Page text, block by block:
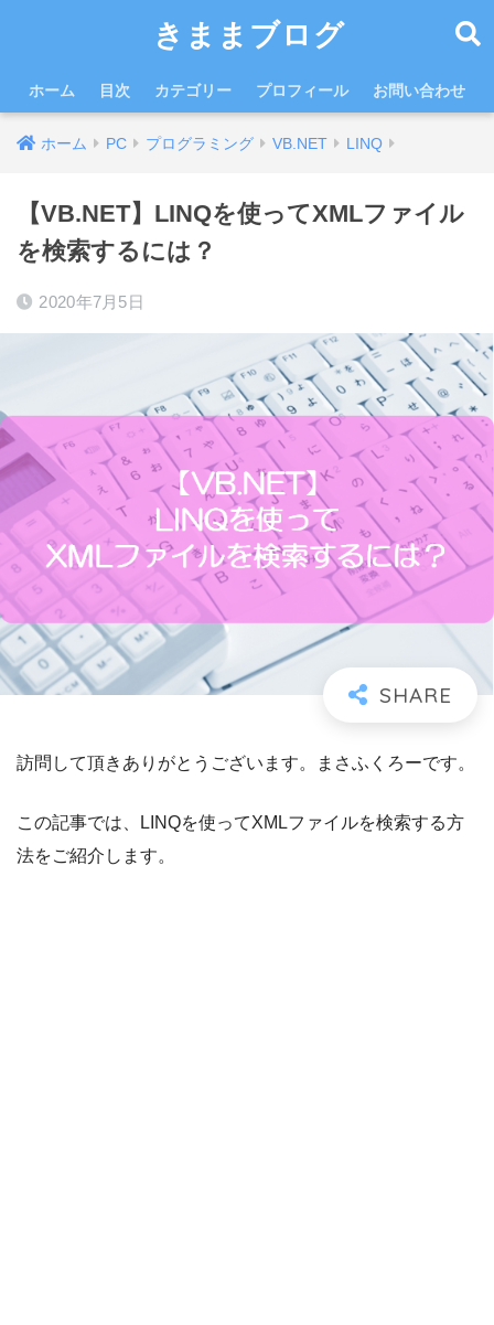
きままブログ
ホーム 目次 カテゴリー プロフィール お問い合わせ
ホーム PC プログラミング VB.NET LINQ
【VB.NET】LINQを使ってXMLファイル
を検索するには？
2020年7月5日
訪問して頂きありがとうございます。まさふくろーです。
この記事では、LINQを使ってXMLファイルを検索する方
法をご紹介します。